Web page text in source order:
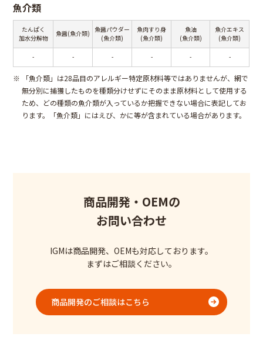
魚介類
たんぱく
加水分解物
魚醤(魚介類)
魚醤パウダー
(魚介類)
魚肉すり身
(魚介類)
魚油
(魚介類)
魚介エキス
(魚介類)
- - - - - -
※
「魚介類」は28品目のアレルギー特定原材料等ではありませんが、網で
無分別に捕獲したものを種類分けせずにそのまま原材料として使用する
ため、どの種類の魚介類が入っているか把握できない場合に表記してお
ります。「魚介類」にはえび、かに等が含まれている場合があります。
商品開発・OEMの
お問い合わせ
IGMは商品開発、OEMも対応しております。
まずはご相談ください。
商品開発のご相談はこちら